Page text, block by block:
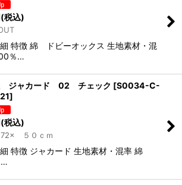
(税込)
特徴 綿 ドビーオックス 生地素材・混
％…
ジャカード 02 チェック [S0034-C-
]
(税込)
72× ５０ｃｍ
特徴 ジャカード 生地素材・混率 綿
…